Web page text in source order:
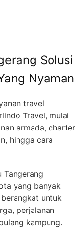
Solusi
Nyaman
travel
Travel, mulai
armada, charter
hingga cara
Tangerang
yang banyak
untuk
perjalanan
kampung.